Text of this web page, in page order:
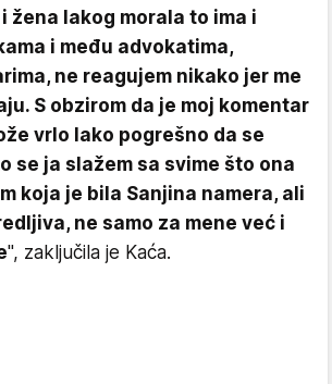
žena lakog morala to ima i
i među advokatima,
ne reagujem nikako jer me
S obzirom da je moj komentar
vrlo lako pogrešno da se
se ja slažem sa svime što ona
koja je bila Sanjina namera, ali
ne samo za mene već i
", zaključila je Kaća.